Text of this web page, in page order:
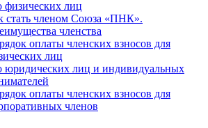
физических лиц
стать членом Союза «ПНК».
членства
оплаты членских взносов для
лиц
юридических лиц и индивидуальных
оплаты членских взносов для
членов